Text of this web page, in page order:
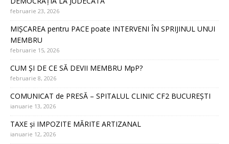
februarie 23, 2026
MIȘCAREA pentru PACE poate INTERVENI ÎN SPRIJINUL UNUI
MEMBRU
februarie 15, 2026
CUM ȘI DE CE SĂ DEVII MEMBRU MpP?
februarie 8, 2026
COMUNICAT de PRESĂ – SPITALUL CLINIC CF2 BUCUREȘTI
ianuarie 13, 2026
TAXE și IMPOZITE MĂRITE ARTIZANAL
ianuarie 12, 2026